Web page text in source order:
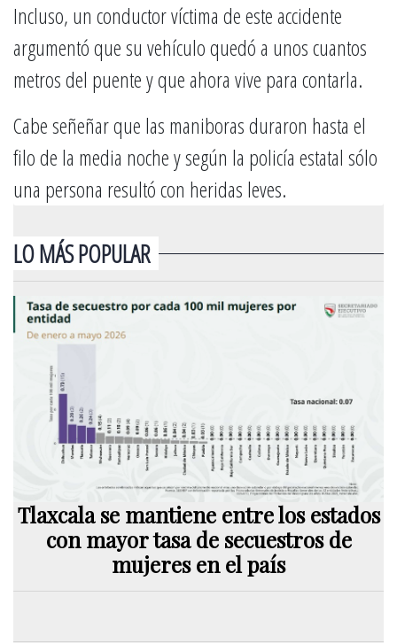
Incluso, un conductor víctima de este accidente
argumentó que su vehículo quedó a unos cuantos
metros del puente y que ahora vive para contarla.
Cabe señeñar que las maniboras duraron hasta el
filo de la media noche y según la policía estatal sólo
una persona resultó con heridas leves.
LO MÁS POPULAR
Tlaxcala se mantiene entre los estados
con mayor tasa de secuestros de
mujeres en el país